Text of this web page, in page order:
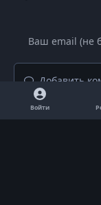
Добавить
Войти